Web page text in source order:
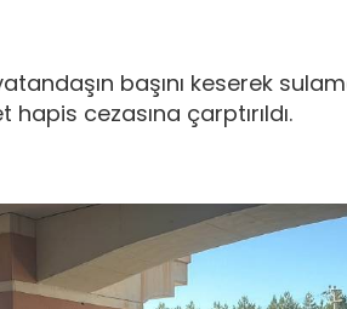
başını keserek
hapis cezasına çarptırıldı.